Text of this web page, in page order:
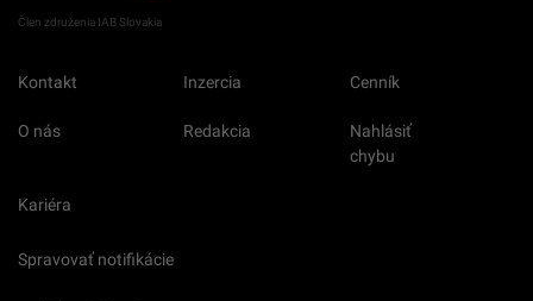
Člen združenia IAB Slovakia
Kontakt Inzercia Cenník
O nás Redakcia
Nahlásiť
chybu
Kariéra
Spravovať notifikácie